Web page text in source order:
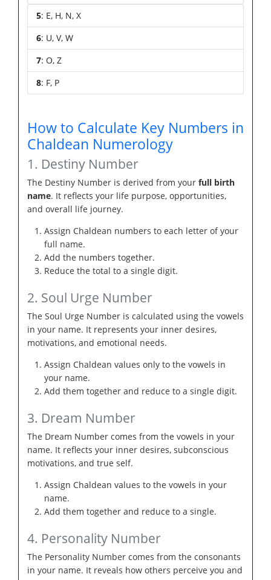
5: E, H, N, X
6: U, V, W
7: O, Z
8: F, P
How to Calculate Key Numbers in
Chaldean Numerology
1. Destiny Number
The Destiny Number is derived from your full birth
name. It reflects your life purpose, opportunities,
and overall life journey.
Assign Chaldean numbers to each letter of your
full name.
Add the numbers together.
Reduce the total to a single digit.
2. Soul Urge Number
The Soul Urge Number is calculated using the vowels
in your name. It represents your inner desires,
motivations, and emotional needs.
Assign Chaldean values only to the vowels in
your name.
Add them together and reduce to a single digit.
3. Dream Number
The Dream Number comes from the vowels in your
name. It reflects your inner desires, subconscious
motivations, and true self.
Assign Chaldean values to the vowels in your
name.
Add them together and reduce to a single.
4. Personality Number
The Personality Number comes from the consonants
in your name. It reveals how others perceive you and